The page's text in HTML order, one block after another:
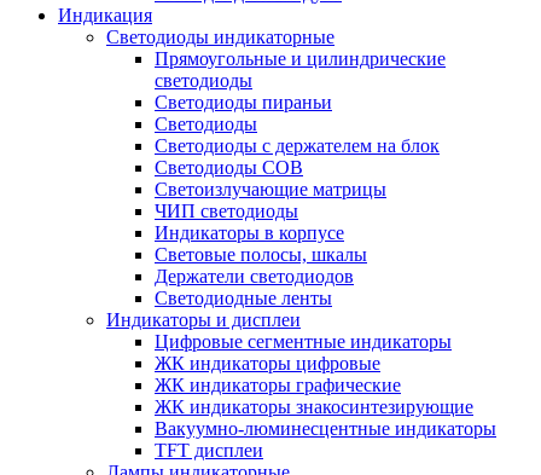
Индикация
Светодиоды индикаторные
Прямоугольные и цилиндрические
светодиоды
Светодиоды пираньи
Светодиоды
Светодиоды с держателем на блок
Светодиоды COB
Светоизлучающие матрицы
ЧИП светодиоды
Индикаторы в корпусе
Световые полосы, шкалы
Держатели светодиодов
Светодиодные ленты
Индикаторы и дисплеи
Цифровые сегментные индикаторы
ЖК индикаторы цифровые
ЖК индикаторы графические
ЖК индикаторы знакосинтезирующие
Вакуумно-люминесцентные индикаторы
TFT дисплеи